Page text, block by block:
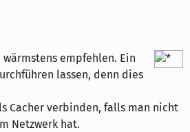
empfehlen. Ein
lassen, denn dies
Cacher verbinden, falls man nicht
Netzwerk hat.